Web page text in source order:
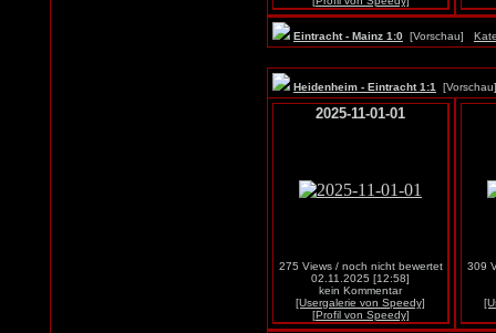
Eintracht - Mainz 1:0 [Vorschau]
Heidenheim - Eintracht 1:1
2025-11-01-01
275 Views / noch nicht bewertet
02.11.2025 [12:58]
kein Kommentar
[Usergalerie von Speedy]
[Profil von Speedy]
309